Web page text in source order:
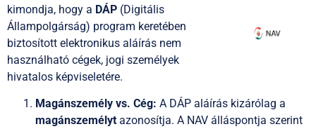
kimondja, hogy a DÁP (Digitális
Állampolgárság) program keretében
biztosított elektronikus aláírás nem
használható cégek, jogi személyek
hivatalos képviseletére.
Magánszemély vs. Cég: A DÁP aláírás kizárólag a
magánszemélyt azonosítja. A NAV álláspontja szerint